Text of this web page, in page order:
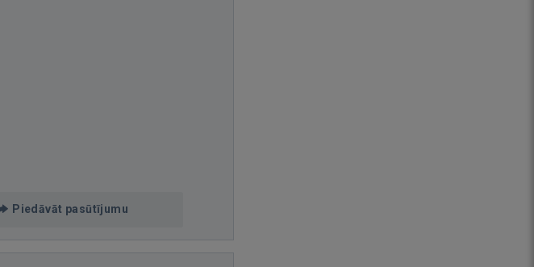
Piedāvāt pasūtījumu